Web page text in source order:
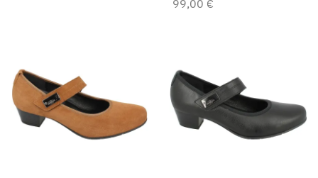
99,00 €